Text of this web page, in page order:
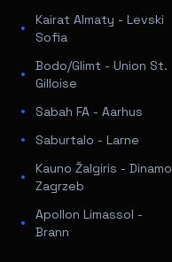
Kairat Almaty - Levski
Sofia
Bodo/Glimt - Union St.
Gilloise
Sabah FA - Aarhus
Saburtalo - Larne
Kauno Žalgiris - Dinamo
Zagrzeb
Apollon Limassol -
Brann